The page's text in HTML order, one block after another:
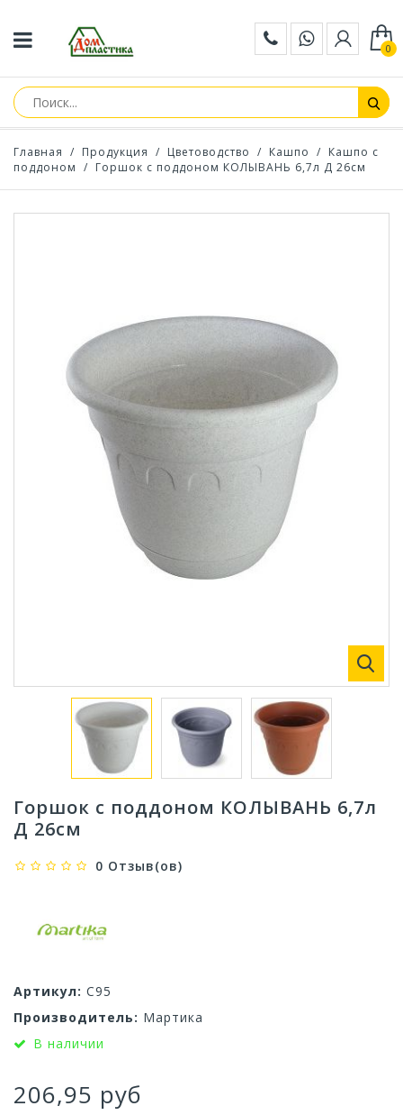
0
Главная / Продукция / Цветоводство / Кашпо / Кашпо с
поддоном / Горшок с поддоном КОЛЫВАНЬ 6,7л Д 26см
Горшок с поддоном КОЛЫВАНЬ 6,7л
Д 26см
0 Отзыв(ов)
Артикул: С95
Производитель: Мартика
В наличии
206,95 руб